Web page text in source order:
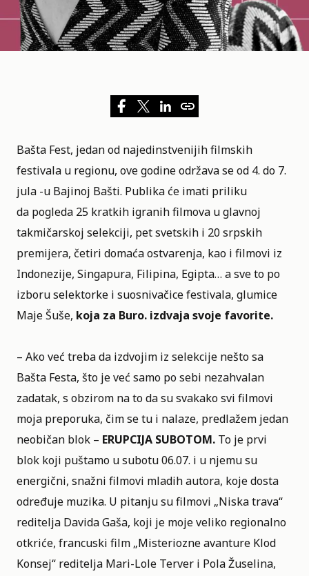
Bašta Fest, jedan od najedinstvenijih filmskih
festivala u regionu, ove godine održava se od 4. do 7.
jula -u Bajinoj Bašti. Publika će imati priliku
da pogleda 25 kratkih igranih filmova u glavnoj
takmičarskoj selekciji, pet svetskih i 20 srpskih
premijera, četiri domaća ostvarenja, kao i filmovi iz
Indonezije, Singapura, Filipina, Egipta… a sve to po
izboru selektorke i suosnivačice festivala, glumice
Maje Šuše, koja za Buro. izdvaja svoje favorite.
– Ako već treba da izdvojim iz selekcije nešto sa
Bašta Festa, što je već samo po sebi nezahvalan
zadatak, s obzirom na to da su svakako svi filmovi
moja preporuka, čim se tu i nalaze, predlažem jedan
neobičan blok – ERUPCIJA SUBOTOM. To je prvi
blok koji puštamo u subotu 06.07. i u njemu su
energični, snažni filmovi mladih autora, koje dosta
određuje muzika. U pitanju su filmovi „Niska trava“
reditelja Davida Gaša, koji je moje veliko regionalno
otkriće, francuski film „Misteriozne avanture Klod
Konsej“ reditelja Mari-Lole Terver i Pola Žuselina,